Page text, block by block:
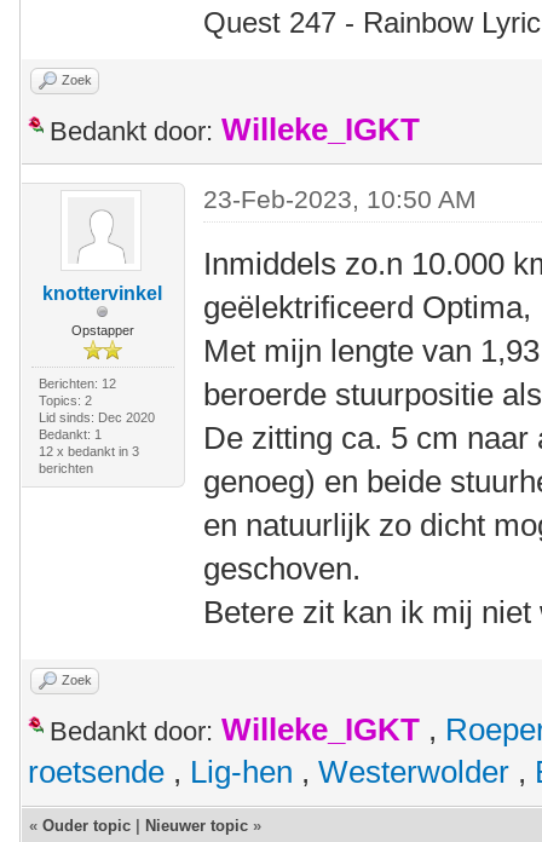
Quest 247 - Rainbow
Zoek
Bedankt door: Willeke_IGKT
knottervinkel
Opstapper
Berichten: 12
Topics: 2
Lid sinds: Dec 2020
Bedankt: 1
12 x bedankt in 3
berichten
23-Feb-2023, 10:50 AM
Inmiddels zo.n 10.000
geëlektrificeerd Optima,
Met mijn lengte van
beroerde stuurpositie
De zitting ca. 5 cm
genoeg) en beide
en natuurlijk zo dicht
geschoven.
Betere zit kan ik mij niet
Zoek
Bedankt door: Willeke_IGKT ,
roetsende , Lig-hen , Westerwolder ,
« Ouder topic Nieuwer topic »